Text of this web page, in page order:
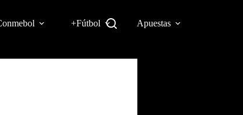
+Fútbol Apuestas